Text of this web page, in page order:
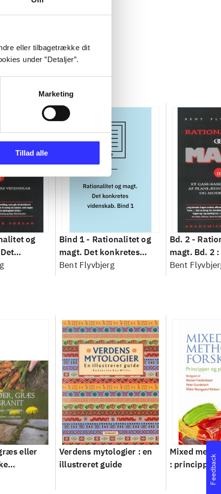
eller tilbagetrække dit
under ”Detaljer”.
Marketing
Tillad alle
og
Bind 1 - Rationalitet og
magt. Det konkretes
videnskab. Bind 1
Bent Flyvbjerg
Bd. 2 -
magt. Bd. 2
baseret
Bent
eller
Verdens mytologier : en
illustreret guide
Mixed
: principper
Feedback